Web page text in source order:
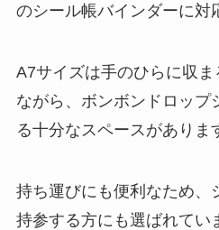
のシール帳バインダーに対
A7サイズは手のひらに収
ながら、ボンボンドロップ
る十分なスペースがありま
持ち運びにも便利なため、
持参する方にも選ばれてい